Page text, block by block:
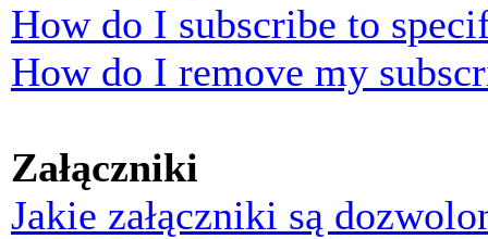
How do I subscribe to
How do I remove my
Załączniki
Jakie załączniki są